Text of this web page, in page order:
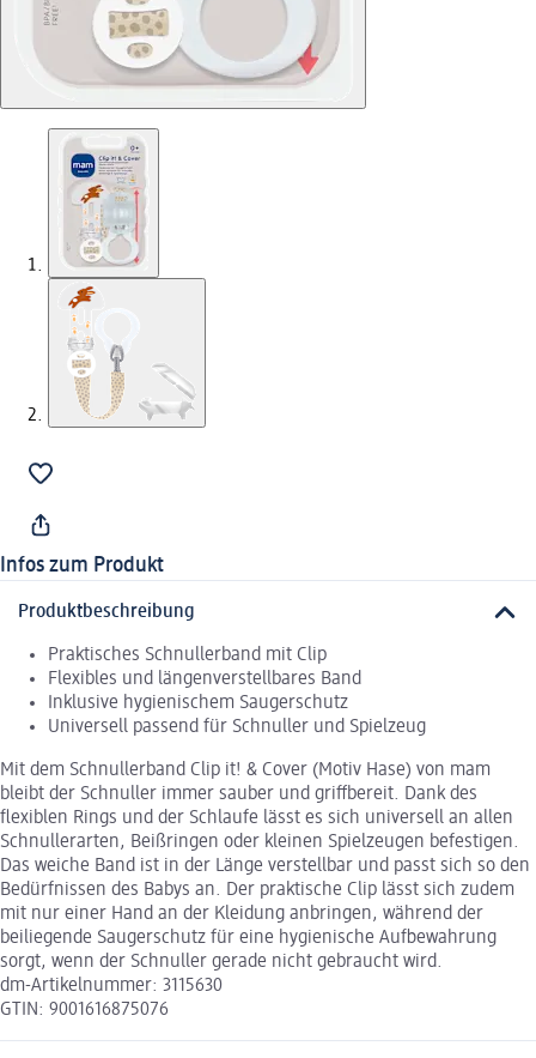
Infos zum Produkt
Produktbeschreibung
Praktisches Schnullerband mit Clip
Flexibles und längenverstellbares Band
Inklusive hygienischem Saugerschutz
Universell passend für Schnuller und Spielzeug
Mit dem Schnullerband Clip it! & Cover (Motiv Hase) von mam
bleibt der Schnuller immer sauber und griffbereit. Dank des
flexiblen Rings und der Schlaufe lässt es sich universell an allen
Schnullerarten, Beißringen oder kleinen Spielzeugen befestigen.
Das weiche Band ist in der Länge verstellbar und passt sich so den
Bedürfnissen des Babys an. Der praktische Clip lässt sich zudem
mit nur einer Hand an der Kleidung anbringen, während der
beiliegende Saugerschutz für eine hygienische Aufbewahrung
sorgt, wenn der Schnuller gerade nicht gebraucht wird.
dm-Artikelnummer: 3115630
GTIN: 9001616875076